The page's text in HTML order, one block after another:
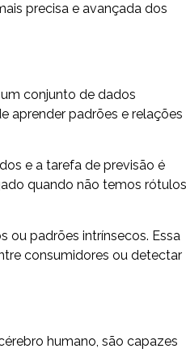
precisa e avançada dos
conjunto de dados
aprender padrões e relações
e a tarefa de previsão é
quando não temos rótulos
ou padrões intrínsecos. Essa
consumidores ou detectar
humano, são capazes